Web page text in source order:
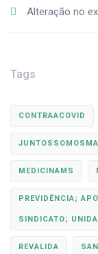
Alteração no
Tags
CONTRAACOVID
MEDICINAMS
PREVIDÊNCIA;
SINDICATO;
REVALIDA